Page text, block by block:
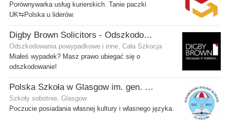
Porównywarka usług kurierskich. Tanie paczki
UK⇆Polska u liderów.
Digby Brown Solicitors - Odszkodowania w Szkocji
Odszkodowania powypadkowe i inne, Cała Szkocja
Miałeś wypadek? Masz prawo ubiegać się o
odszkodowanie!
Polska Szkoła w Glasgow im. gen. Stanisława Sosabowskiego
Szkoły sobotnie, Glasgow
Poczucie posiadania własnej kultury i własnego języka.